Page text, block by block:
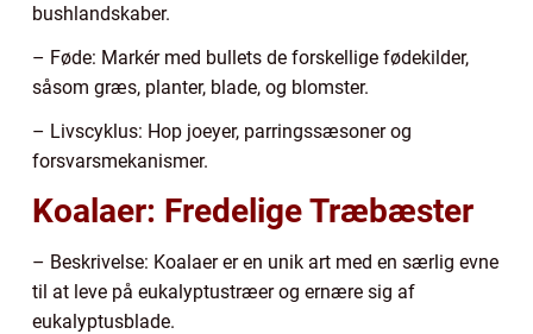
bushlandskaber.
– Føde: Markér med bullets de forskellige fødekilder,
såsom græs, planter, blade, og blomster.
– Livscyklus: Hop joeyer, parringssæsoner og
forsvarsmekanismer.
Koalaer: Fredelige Træbæster
– Beskrivelse: Koalaer er en unik art med en særlig evne
til at leve på eukalyptustræer og ernære sig af
eukalyptusblade.